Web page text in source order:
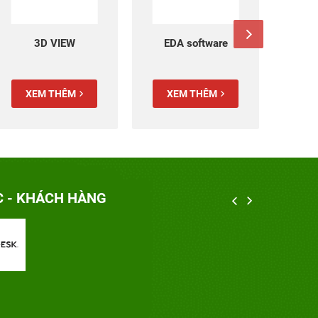
3D VIEW
XEM THÊM
EDA software
XEM THÊM
- KHÁCH HÀNG